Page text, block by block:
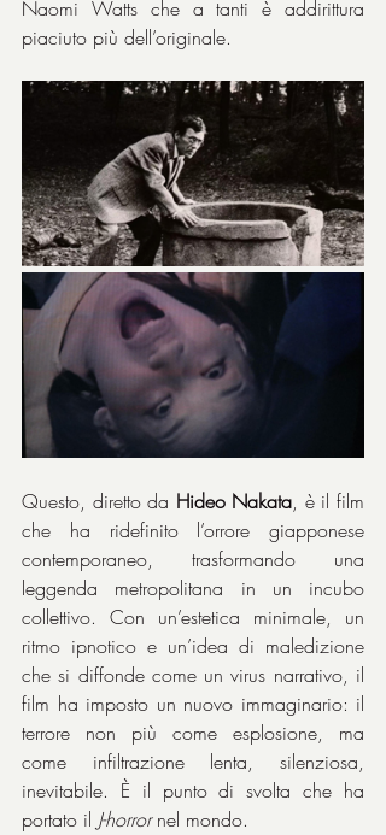
Naomi Watts che a tanti è addirittura
piaciuto più dell’originale.
Questo, diretto da Hideo Nakata, è il film
che ha ridefinito l’orrore giapponese
contemporaneo, trasformando una
leggenda metropolitana in un incubo
collettivo. Con un’estetica minimale, un
ritmo ipnotico e un’idea di maledizione
che si diffonde come un virus narrativo, il
film ha imposto un nuovo immaginario: il
terrore non più come esplosione, ma
come infiltrazione lenta, silenziosa,
inevitabile. È il punto di svolta che ha
portato il J-horror nel mondo.